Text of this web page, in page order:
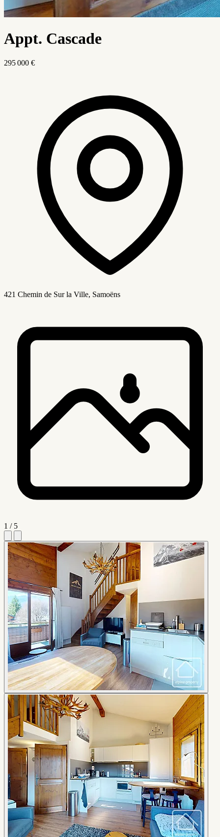
Appt. Cascade
295 000 €
421 Chemin de Sur la Ville, Samoëns
1 / 5